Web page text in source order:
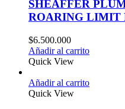
SHEAFFER
ROARING LIMIT
$6.500.000
Añadir al carrito
Quick View
Añadir al carrito
Quick View